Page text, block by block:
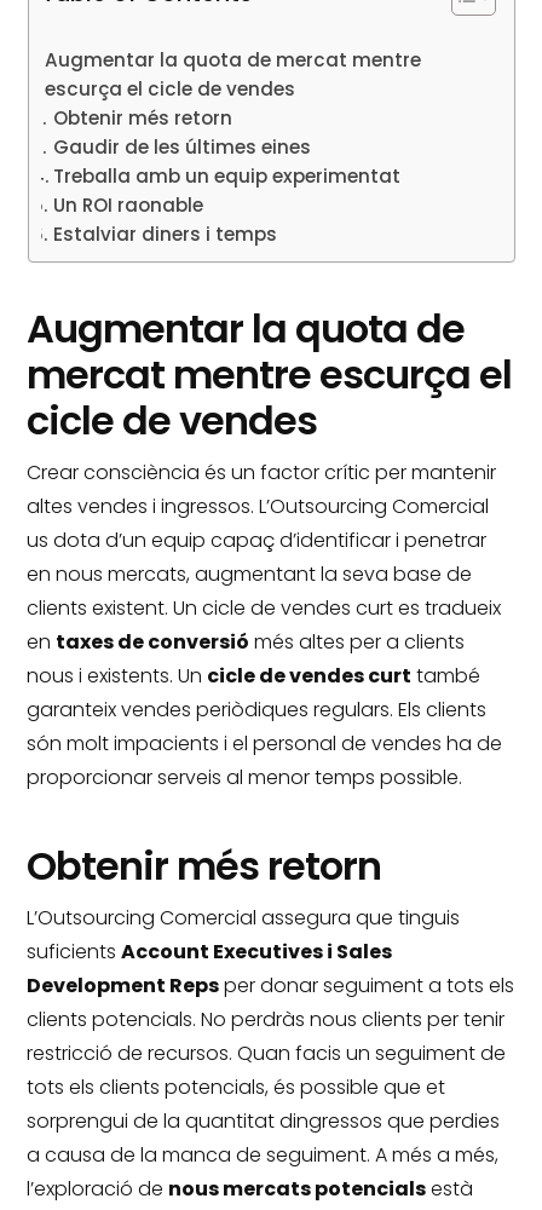
Augmentar la quota de mercat mentre
escurça el cicle de vendes
Obtenir més retorn
Gaudir de les últimes eines
Treballa amb un equip experimentat
Un ROI raonable
Estalviar diners i temps
Augmentar la quota de
mercat mentre escurça el
cicle de vendes
Crear consciència és un factor crític per mantenir
altes vendes i ingressos.L’Outsourcing Comercial
us dota d’un equip capaç d’identificar i penetrar
en nous mercats, augmentant la seva base de
clients existent.Un cicle de vendes curt es tradueix
en taxes de conversió més altes per a clients
nous i existents.Un cicle de vendes curt també
garanteix vendes periòdiques regulars.Els clients
són molt impacients i el personal de vendes ha de
proporcionar serveis al menor temps possible.
Obtenir més retorn
L’Outsourcing Comercial assegura que tinguis
suficientsAccount Executives i Sales
Development Repsper donar seguiment a tots els
clients potencials.No perdràs nous clients per tenir
restricció de recursos.Quan facis un seguiment de
tots els clients potencials, és possible que et
sorprengui de la quantitat dingressos que perdies
a causa de la manca de seguiment.A més a més,
l’exploració de nous mercats potencialsestà